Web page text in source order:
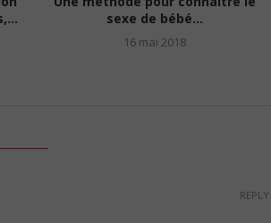
sexe de bébé...
16 mai 2018
REPLY